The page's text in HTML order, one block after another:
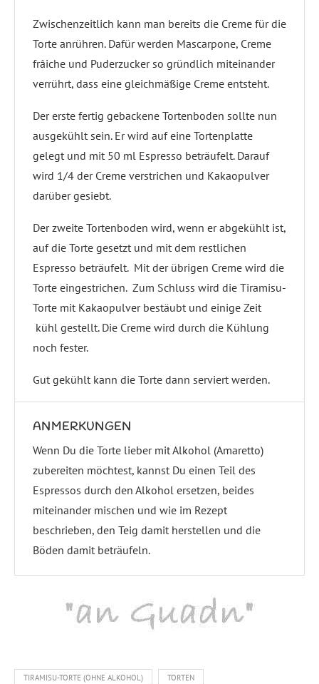
Zwischenzeitlich kann man bereits die Creme für die
Torte anrühren. Dafür werden Mascarpone, Creme
frâiche und Puderzucker so gründlich miteinander
verrührt, dass eine gleichmäßige Creme entsteht.
Der erste fertig gebackene Tortenboden sollte nun
ausgekühlt sein. Er wird auf eine Tortenplatte
gelegt und mit 50 ml Espresso beträufelt. Darauf
wird 1/4 der Creme verstrichen und Kakaopulver
darüber gesiebt.
Der zweite Tortenboden wird, wenn er abgekühlt ist,
auf die Torte gesetzt und mit dem restlichen
Espresso beträufelt. Mit der übrigen Creme wird die
Torte eingestrichen. Zum Schluss wird die Tiramisu-
Torte mit Kakaopulver bestäubt und einige Zeit
kühl gestellt. Die Creme wird durch die Kühlung
noch fester.
Gut gekühlt kann die Torte dann serviert werden.
ANMERKUNGEN
Wenn Du die Torte lieber mit Alkohol (Amaretto)
zubereiten möchtest, kannst Du einen Teil des
Espressos durch den Alkohol ersetzen, beides
miteinander mischen und wie im Rezept
beschrieben, den Teig damit herstellen und die
Böden damit beträufeln.
TIRAMISU-TORTE (OHNE ALKOHOL) TORTEN